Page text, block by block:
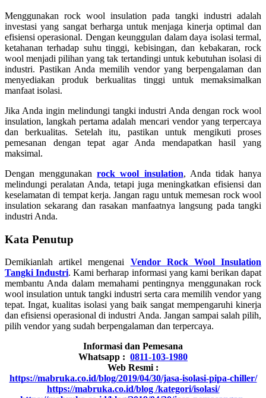
Menggunakan rock wool insulation pada tangki industri adalah
investasi yang sangat berharga untuk menjaga kinerja optimal dan
efisiensi operasional. Dengan keunggulan dalam daya isolasi termal,
ketahanan terhadap suhu tinggi, kebisingan, dan kebakaran, rock
wool menjadi pilihan yang tak tertandingi untuk kebutuhan isolasi di
industri. Pastikan Anda memilih vendor yang berpengalaman dan
menyediakan produk berkualitas tinggi untuk memaksimalkan
manfaat isolasi.
Jika Anda ingin melindungi tangki industri Anda dengan rock wool
insulation, langkah pertama adalah mencari vendor yang terpercaya
dan berkualitas. Setelah itu, pastikan untuk mengikuti proses
pemesanan dengan tepat agar Anda mendapatkan hasil yang
maksimal.
Dengan menggunakanrock wool insulation, Anda tidak hanya
melindungi peralatan Anda, tetapi juga meningkatkan efisiensi dan
keselamatan di tempat kerja. Jangan ragu untuk memesan rock wool
insulation sekarang dan rasakan manfaatnya langsung pada tangki
industri Anda.
Kata Penutup
Demikianlah artikel mengenai Vendor Rock Wool Insulation
Tangki Industri. Kami berharap informasi yang kami berikan dapat
membantu Anda dalam memahami pentingnya menggunakan rock
wool insulation untuk tangki industri serta cara memilih vendor yang
tepat. Ingat, kualitas isolasi yang baik sangat mempengaruhi kinerja
dan efisiensi operasional di industri Anda. Jangan sampai salah pilih,
pilih vendor yang sudah berpengalaman dan terpercaya.
Informasi dan Pemesana
Whatsapp : 0811-103-1980
Web Resmi :
https://mabruka.co.id/blog/2019/04/30/jasa-isolasi-pipa-chiller/
https://mabruka.co.id/blog /kategori/isolasi/